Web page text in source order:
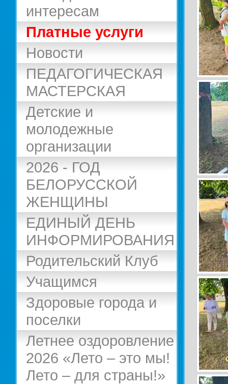
интересам
Платные услуги
Новости
ПЕДАГОГИЧЕСКАЯ
МАСТЕРСКАЯ
Детские и
молодежные
организации
2026 - ГОД
БЕЛОРУССКОЙ
ЖЕНЩИНЫ
ЕДИНЫЙ ДЕНЬ
ИНФОРМИРОВАНИЯ
Родительский Клуб
Учащимся
Здоровые города и
поселки
Летнее оздоровление
2026 «Лето – это мы!
Лето – для страны!»